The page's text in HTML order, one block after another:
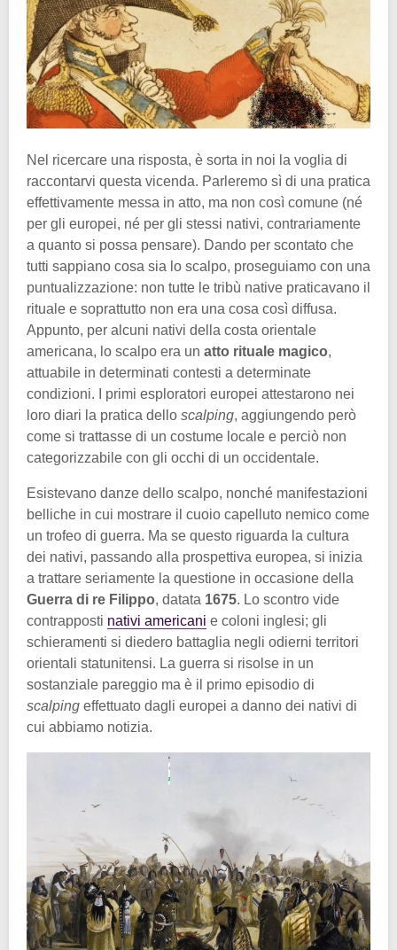
Nel ricercare una risposta, è sorta in noi la voglia di
raccontarvi questa vicenda. Parleremo sì di una pratica
effettivamente messa in atto, ma non così comune (né
per gli europei, né per gli stessi nativi, contrariamente
a quanto si possa pensare). Dando per scontato che
tutti sappiano cosa sia lo scalpo, proseguiamo con una
puntualizzazione: non tutte le tribù native praticavano il
rituale e soprattutto non era una cosa così diffusa.
Appunto, per alcuni nativi della costa orientale
americana, lo scalpo era un atto rituale magico,
attuabile in determinati contesti a determinate
condizioni. I primi esploratori europei attestarono nei
loro diari la pratica dello scalping, aggiungendo però
come si trattasse di un costume locale e perciò non
categorizzabile con gli occhi di un occidentale.
Esistevano danze dello scalpo, nonché manifestazioni
belliche in cui mostrare il cuoio capelluto nemico come
un trofeo di guerra. Ma se questo riguarda la cultura
dei nativi, passando alla prospettiva europea, si inizia
a trattare seriamente la questione in occasione della
Guerra di re Filippo, datata 1675. Lo scontro vide
contrapposti nativi americani e coloni inglesi; gli
schieramenti si diedero battaglia negli odierni territori
orientali statunitensi. La guerra si risolse in un
sostanziale pareggio ma è il primo episodio di
scalping effettuato dagli europei a danno dei nativi di
cui abbiamo notizia.